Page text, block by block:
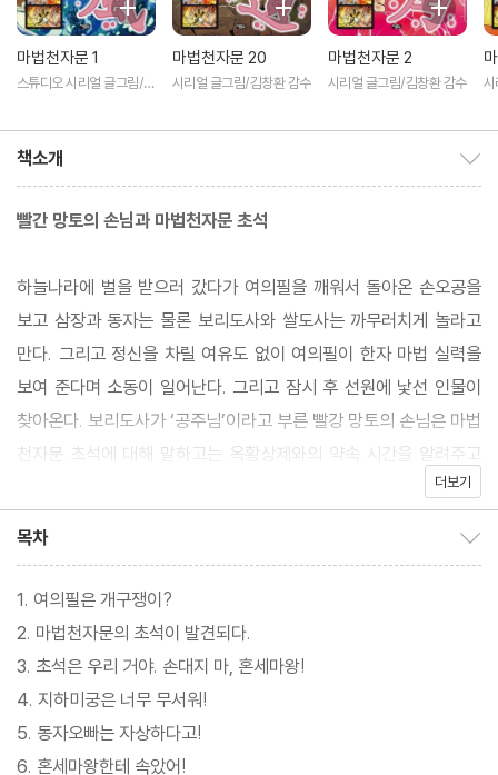
마법천자문 1
스튜디오 시리얼 글그림/김
마법천자문 20
시리얼 글그림/김창환 감수
마법천자문 2
시리얼 글그림/김창환 감수
책소개
빨간 망토의 손님과 마법천자문 초석
하늘나라에 벌을 받으러 갔다가 여의필을 깨워서 돌아온 손오공을
보고 삼장과 동자는 물론 보리도사와 쌀도사는 까무러치게 놀라고
만다. 그리고 정신을 차릴 여유도 없이 여의필이 한자 마법 실력을
보여 준다며 소동이 일어난다. 그리고 잠시 후 선원에 낯선 인물이
찾아온다. 보리도사가 ‘공주님’이라고 부른 빨강 망토의 손님은 마법
천자문 초석에 대해 말하고는 옥황상제와의 약속 시간을 알려주고
사라진다. 과연 이 빨간 망토의 손님은 누구이고, 마법천자문 초석은
까?
더보기
목차
1. 여의필은 개구쟁이?
2. 마법천자문의 초석이 발견되다.
3. 초석은 우리 거야. 손대지 마, 혼세마왕!
4. 지하미궁은 너무 무서워!
5. 동자오빠는 자상하다고!
6. 혼세마왕한테 속았어!